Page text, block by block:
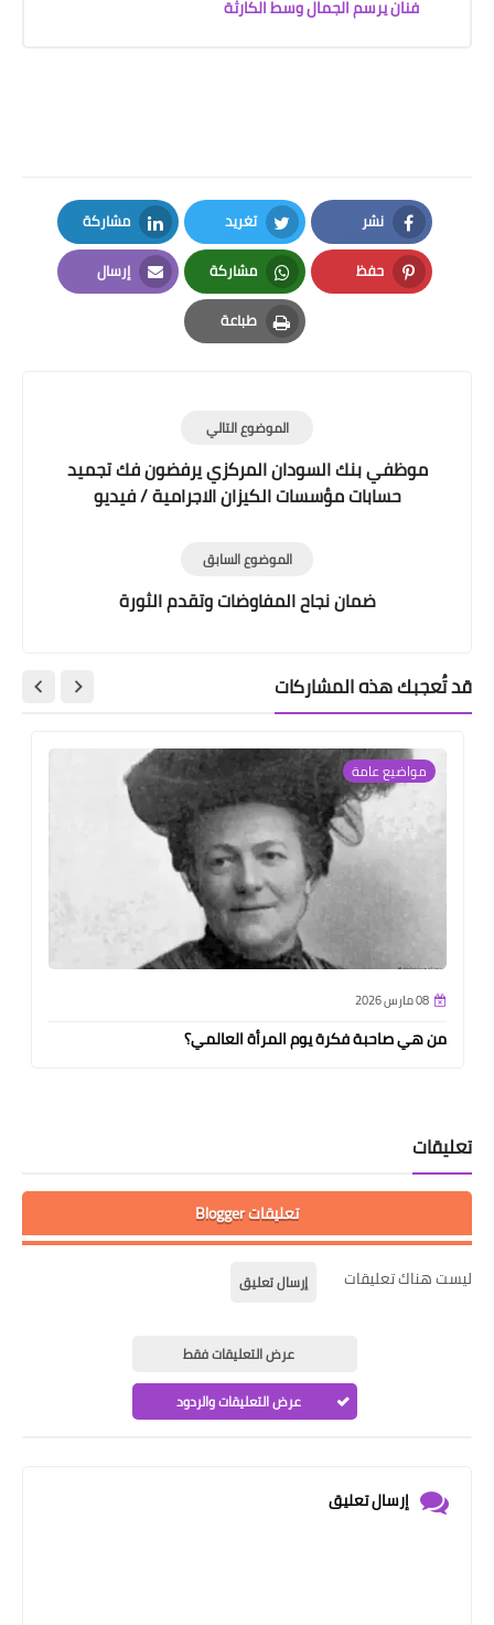
فنان يرسم الجمال وسط الكارثة
نشر
Facebook
تغريد
Twitter
مشاركة
LinkedIn
حفظ
Pinterest
مشاركة
Whatsapp
إرسال
Email
طباعة
Print
الموضوع التالي
موظفي بنك السودان المركزي يرفضون فك تجميد
حسابات مؤسسات الكيزان الاجرامية / فيديو
الموضوع السابق
ضمان نجاح المفاوضات وتقدم الثورة
قد تُعجبك هذه المشاركات
مواضيع عامة
08 مارس 2026
من هي صاحبة فكرة يوم المرأة العالمي؟
تعليقات
تعليقات Blogger
ليست هناك تعليقات إرسال تعليق
عرض التعليقات فقط
عرض التعليقات والردود
إرسال تعليق